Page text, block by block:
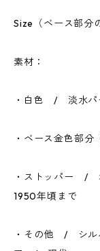
Size（ベース部分
素材：
・白色 / 淡水
・ベース金色
・ストッパー /
1950年頃まで
・その他 / シル